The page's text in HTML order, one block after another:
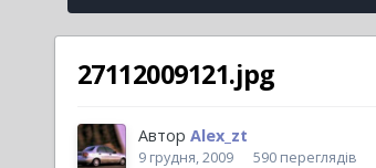
27112009121.jpg
Автор Alex_zt
9 грудня, 2009 590 переглядів